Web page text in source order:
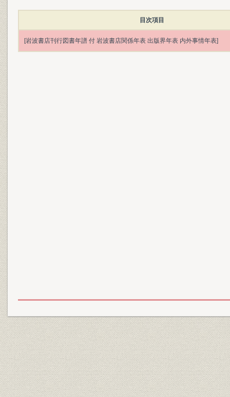
目次項目
[岩波書店刊行図書年譜 付 岩波書店関係年表 出版界年表 内外事情年表]